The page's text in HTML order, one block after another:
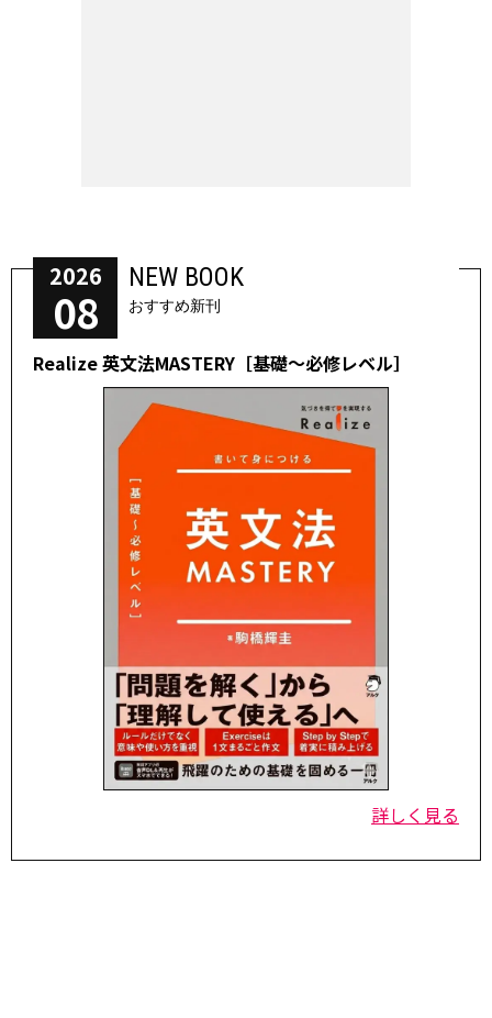
2026
08
NEW BOOK
おすすめ新刊
Realize 英文法MASTERY［基礎～必修レベル］
詳しく見る